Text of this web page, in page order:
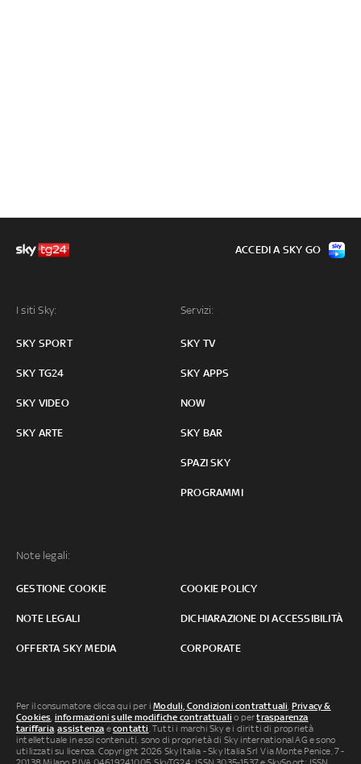
I siti Sky:
SKY SPORT
SKY TG24
SKY VIDEO
SKY ARTE
Servizi:
SKY TV
SKY APPS
NOW
SKY BAR
SPAZI SKY
PROGRAMMI
Note legali:
GESTIONE COOKIE COOKIE POLICY
NOTE LEGALI DICHIARAZIONE DI ACCESSIBILITÀ
OFFERTA SKY MEDIA CORPORATE
ACCEDI A SKY GO
Per il consumatore clicca qui per iModuli, Condizioni contrattuali, Privacy &
Cookies, informazioni sulle modifiche contrattuali o pertrasparenza
tariffaria,assistenza econtatti. Tutti i marchi Sky e i diritti di proprietà
intellettuale in essi contenuti, sono di proprietà di Sky international AG e sono
utilizzati su licenza. Copyright 2026 Sky Italia - Sky Italia Srl Via Monte Penice, 7 -